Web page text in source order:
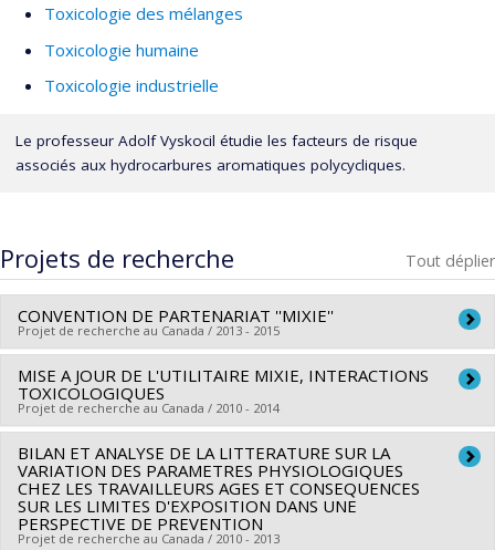
Toxicologie des mélanges
Toxicologie humaine
Toxicologie industrielle
Le professeur Adolf Vyskocil étudie les facteurs de risque
associés aux hydrocarbures aromatiques polycycliques.
Projets de recherche Tout déplier
CONVENTION DE PARTENARIAT ''MIXIE''
Projet de recherche au Canada / 2013 - 2015
Chercheur principal : Claude Viau
Co-chercheurs : Marc Baril ,Adolf Vyskocil
Sources de financement :Institut national de recherche et
de sécurité
Programmes de subvention :
MISE A JOUR DE L'UTILITAIRE MIXIE, INTERACTIONS
TOXICOLOGIQUES
Projet de recherche au Canada / 2010 - 2014
Chercheur principal : Adolf Vyskocil
Co-chercheurs : Claude Viau,Daniel Drolet
Sources de financement :IRSST/Institut de recherche
Robert-Sauvé en santé et en sécurité du travail
BILAN ET ANALYSE DE LA LITTERATURE SUR LA
VARIATION DES PARAMETRES PHYSIOLOGIQUES
CHEZ LES TRAVAILLEURS AGES ET CONSEQUENCES
SUR LES LIMITES D'EXPOSITION DANS UNE
PERSPECTIVE DE PREVENTION
Projet de recherche au Canada / 2010 - 2013